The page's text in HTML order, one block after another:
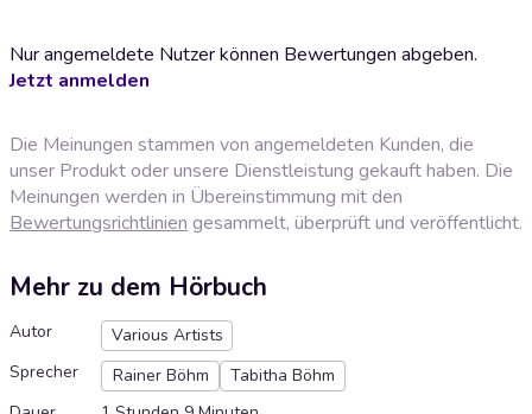
Nur angemeldete Nutzer können Bewertungen abgeben.
Jetzt anmelden
Die Meinungen stammen von angemeldeten Kunden, die
unser Produkt oder unsere Dienstleistung gekauft haben. Die
Meinungen werden in Übereinstimmung mit den
Bewertungsrichtlinien gesammelt, überprüft und veröffentlicht.
Mehr zu dem Hörbuch
Autor
Various Artists
Sprecher
Rainer Böhm
Tabitha Böhm